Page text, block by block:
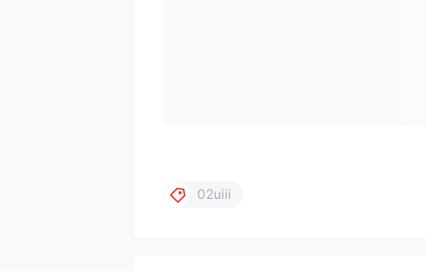
02uiii